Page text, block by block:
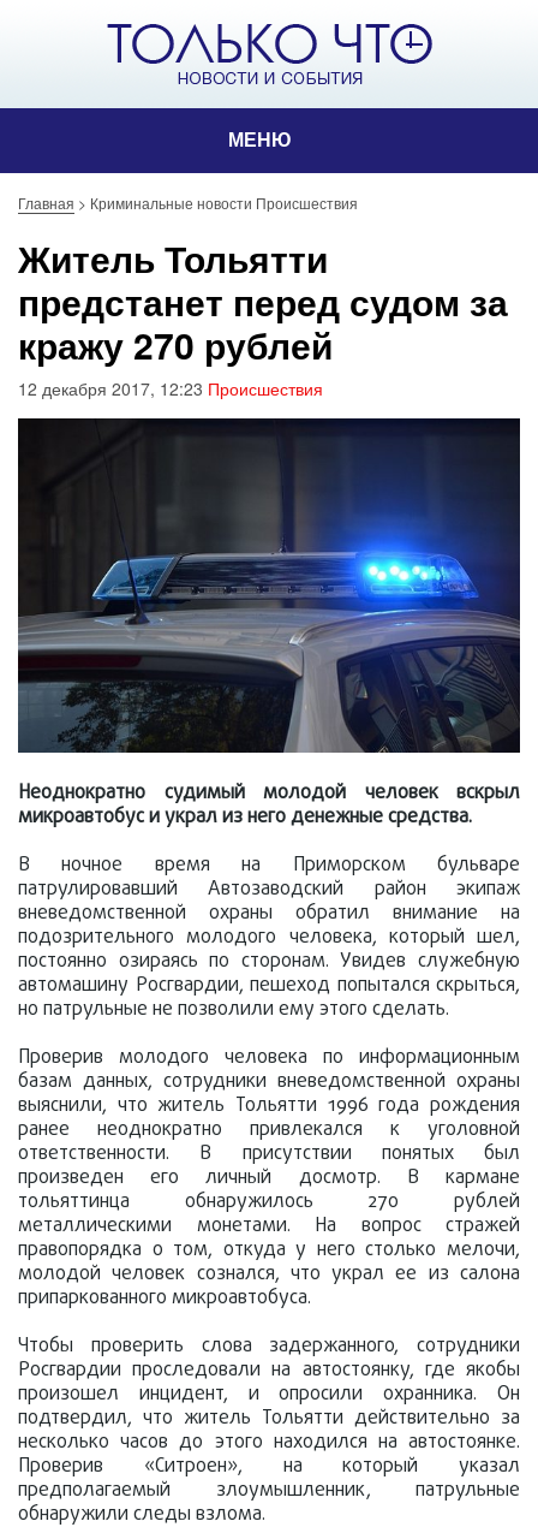
МЕНЮ
Главная > Криминальные новости Происшествия
Житель Тольятти
предстанет перед судом за
кражу 270 рублей
12 декабря 2017, 12:23 Происшествия
Неоднократно судимый молодой человек вскрыл
микроавтобус и украл из него денежные средства.
В ночное время на Приморском бульваре
патрулировавший Автозаводский район экипаж
вневедомственной охраны обратил внимание на
подозрительного молодого человека, который шел,
постоянно озираясь по сторонам. Увидев служебную
автомашину Росгвардии, пешеход попытался скрыться,
но патрульные не позволили ему этого сделать.
Проверив молодого человека по информационным
базам данных, сотрудники вневедомственной охраны
выяснили, что житель Тольятти 1996 года рождения
ранее неоднократно привлекался к уголовной
ответственности. В присутствии понятых был
произведен его личный досмотр. В кармане
тольяттинца обнаружилось 270 рублей
металлическими монетами. На вопрос стражей
правопорядка о том, откуда у него столько мелочи,
молодой человек сознался, что украл ее из салона
припаркованного микроавтобуса.
Чтобы проверить слова задержанного, сотрудники
Росгвардии проследовали на автостоянку, где якобы
произошел инцидент, и опросили охранника. Он
подтвердил, что житель Тольятти действительно за
несколько часов до этого находился на автостоянке.
Проверив «Ситроен», на который указал
предполагаемый злоумышленник, патрульные
обнаружили следы взлома.